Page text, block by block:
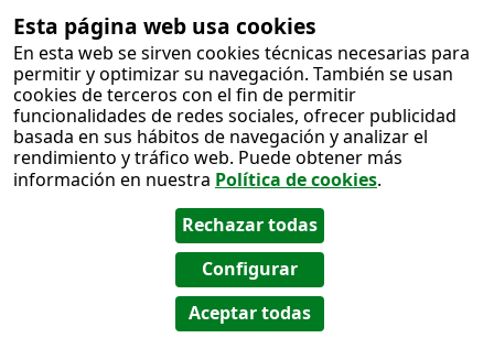
Esta página web usa cookies
En esta web se sirven cookies técnicas necesarias para
permitir y optimizar su navegación. También se usan
cookies de terceros con el fin de permitir
funcionalidades de redes sociales, ofrecer publicidad
basada en sus hábitos de navegación y analizar el
rendimiento y tráfico web. Puede obtener más
información en nuestra Política de cookies.